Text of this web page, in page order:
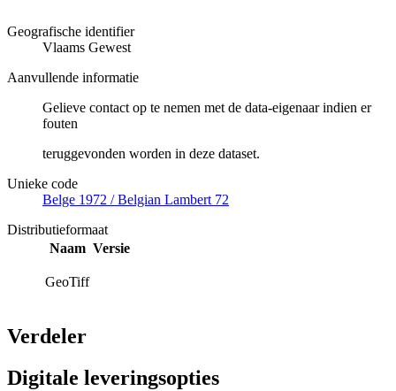
Geografische identifier
Vlaams Gewest
Aanvullende informatie
Gelieve contact op te nemen met de data-eigenaar indien er
fouten
teruggevonden worden in deze dataset.
Unieke code
Belge 1972 / Belgian Lambert 72
Distributieformaat
Naam Versie
GeoTiff
Verdeler
Digitale leveringsopties